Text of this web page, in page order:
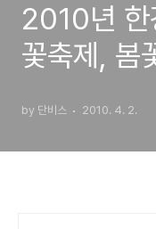
2010년 한
꽃축제, 봄
by 단비스 2010. 4. 2.